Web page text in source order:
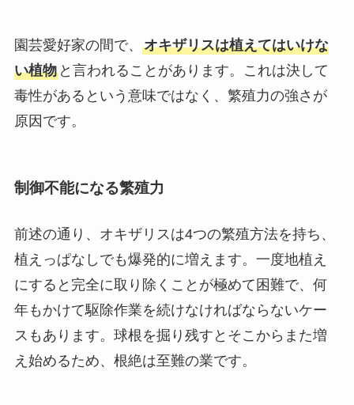
園芸愛好家の間で、 オキザリスは植えてはいけな
い植物と言われることがあります。これは決して
毒性があるという意味ではなく、繁殖力の強さが
原因です。
制御不能になる繁殖力
前述の通り、オキザリスは4つの繁殖方法を持ち、
植えっぱなしでも爆発的に増えます。一度地植え
にすると完全に取り除くことが極めて困難で、何
年もかけて駆除作業を続けなければならないケー
スもあります。球根を掘り残すとそこからまた増
え始めるため、根絶は至難の業です。